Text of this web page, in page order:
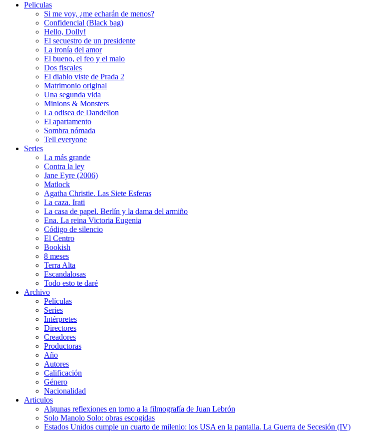
Peliculas
Si me voy, ¿me echarán de menos?
Confidencial (Black bag)
Hello, Dolly!
El secuestro de un presidente
La ironía del amor
El bueno, el feo y el malo
Dos fiscales
El diablo viste de Prada 2
Matrimonio original
Una segunda vida
Minions & Monsters
La odisea de Dandelion
El apartamento
Sombra nómada
Tell everyone
Series
La más grande
Contra la ley
Jane Eyre (2006)
Matlock
Agatha Christie. Las Siete Esferas
La caza. Irati
La casa de papel. Berlín y la dama del armiño
Ena. La reina Victoria Eugenia
Código de silencio
El Centro
Bookish
8 meses
Terra Alta
Escandalosas
Todo esto te daré
Archivo
Películas
Series
Intérpretes
Directores
Creadores
Productoras
Año
Autores
Calificación
Género
Nacionalidad
Articulos
Algunas reflexiones en torno a la filmografía de Juan Lebrón
Solo Manolo Solo: obras escogidas
Estados Unidos cumple un cuarto de milenio: los USA en la pantalla. La Guerra de Secesión (IV)